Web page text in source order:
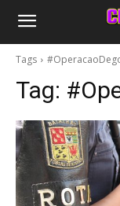
Tags
Tag: